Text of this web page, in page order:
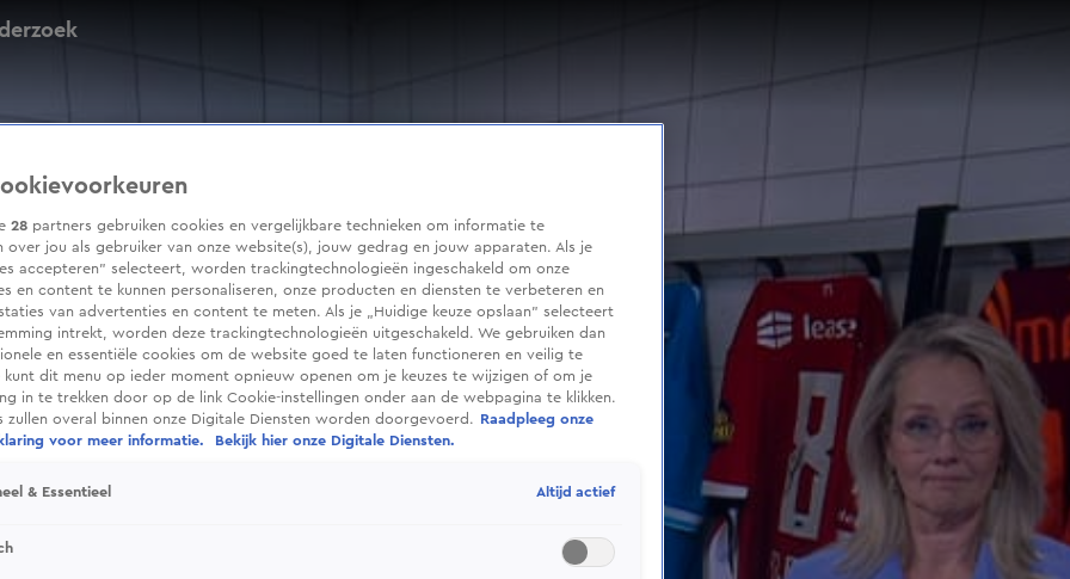
28 partners gebruiken cookies en vergelijkbare technieken om informatie te
over jou als gebruiker van onze website(s), jouw gedrag en jouw apparaten. Als je
accepteren” selecteert, worden trackingtechnologieën ingeschakeld om onze
en content te kunnen personaliseren, onze producten en diensten te verbeteren en
van advertenties en content te meten. Als je „Huidige keuze opslaan” selecteert
intrekt, worden deze trackingtechnologieën uitgeschakeld. We gebruiken dan
en essentiële cookies om de website goed te laten functioneren en veilig te
kunt dit menu op ieder moment opnieuw openen om je keuzes te wijzigen of om je
in te trekken door op de link Cookie-instellingen onder aan de webpagina te klikken.
zullen overal binnen onze Digitale Diensten worden doorgevoerd.
Raadpleeg onze
voor meer informatie.
Bekijk hier onze Digitale Diensten.
& Essentieel Altijd actief